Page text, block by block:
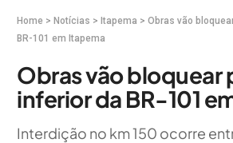
Home > Notícias > Itapema > Obras vão
BR-101 em Itapema
Obras vão bloquear
inferior da BR-101
Interdição no km 150 ocorre